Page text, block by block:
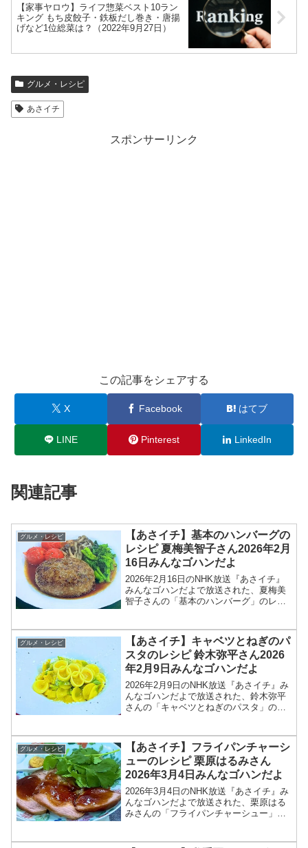
【家事ヤロウ】ライフ惣菜ベスト10ラン
キング もち皮餃子・鉄板だし巻き・唐揚
げなど1位総菜は？（2022年9月27日）
グルメ・レシピ
あさイチ
スポンサーリンク
この記事をシェアする
X Facebook はてブ
LINE Pinterest LinkedIn
関連記事
グルメ・レシピ
【あさイチ】基本のハンバーグの
レシピ 夏梅美智子さん2026年2月
16日みんなゴハンだよ
2026年2月16日のNHK放送『あさイチ』
みんなゴハンだよで放送された、夏梅美
智子さんの「基本のハンバーグ」のレシ
さんが登場！菜の花や、ミニトマトなど
春の野菜ととも...
グルメ・レシピ
【あさイチ】キャベツとねぎのパ
スタのレシピ 鈴木弥平さん2026
年2月9日みんなゴハンだよ
2026年2月9日のNHK放送『あさイチ』み
んなゴハンだよで放送された、鈴木弥平
さんの「キャベツとねぎのパスタ」のレ
ーナーシェフの鈴木弥平さんが登場！ミ
ラノ・コルティ...
グルメ・レシピ
【あさイチ】フライパンチャーシ
ューのレシピ 栗原はるみさん
2026年3月4日みんなゴハンだよ
2026年3月4日のNHK放送『あさイチ』み
んなゴハンだよで放送された、栗原はる
みさんの「フライパンチャーシュー」の